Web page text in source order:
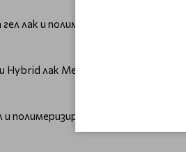
лак и полимеризирайте в UV
лак Merida ME8 и
полимеризирайте.